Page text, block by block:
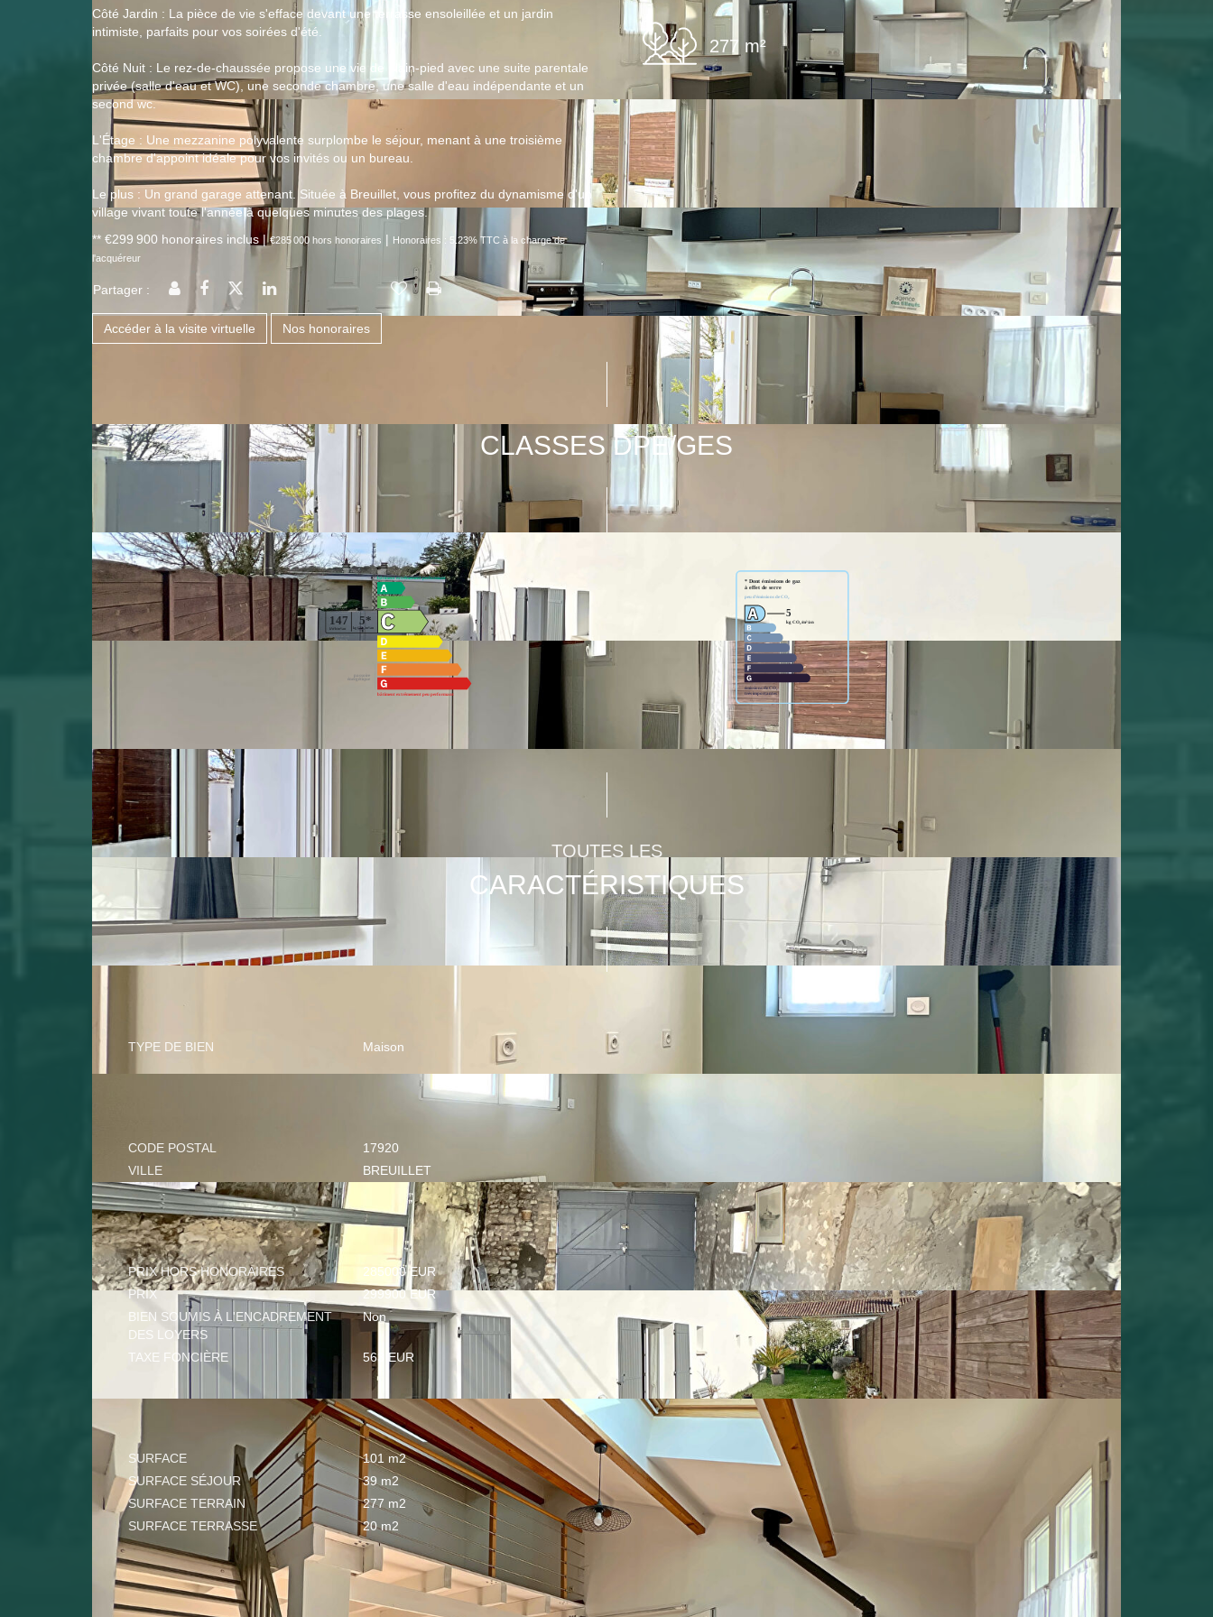
Côté Jardin : La pièce de vie s'efface devant une terrasse ensoleillée et un jardin
intimiste, parfaits pour vos soirées d'été.
Côté Nuit : Le rez-de-chaussée propose une vie de plain-pied avec une suite parentale
privée (salle d'eau et WC), une seconde chambre, une salle d'eau indépendante et un
second wc.
L'Étage : Une mezzanine polyvalente surplombe le séjour, menant à une troisième
chambre d'appoint idéale pour vos invités ou un bureau.
Le plus : Un grand garage attenant. Située à Breuillet, vous profitez du dynamisme d'un
village vivant toute l'année à quelques minutes des plages.
** €299 900 honoraires inclus |€285 000 hors honoraires | Honoraires : 5.23% TTC à la charge de
l'acquéreur
Partager :
Accéder à la visite virtuelle Nos honoraires
277 m²
CLASSES DPE/GES
Montant estimé des dépenses annuelles d'énergie pour un usage standard entre 1460€ et 1990€. indexées aux années 2021,2022 et 2023 (abonnement compris).
Ce bien est soumis à un diagnostic ERP (État des Risques et Pollutions). Pour en savoir
plus, rendez-vous sur
https://www.georisques.gouv.fr/
TOUTES LES
CARACTÉRISTIQUES
TYPE DE BIEN Maison
CODE POSTAL
17920
VILLE
BREUILLET
ASPECTS FINANCIERS
PRIX HORS HONORAIRES
285000 EUR
PRIX
299900 EUR
BIEN SOUMIS À L'ENCADREMENT
DES LOYERS
Non
TAXE FONCIÈRE 563 EUR
SURFACES
SURFACE
101 m2
SURFACE SÉJOUR
39 m2
SURFACE TERRAIN
277 m2
SURFACE TERRASSE
20 m2
EXTÉRIEUR